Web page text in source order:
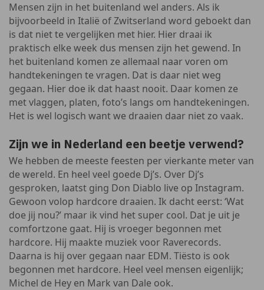
Mensen zijn in het buitenland wel anders. Als ik
bijvoorbeeld in Italië of Zwitserland word geboekt dan
is dat niet te vergelijken met hier. Hier draai ik
praktisch elke week dus mensen zijn het gewend. In
het buitenland komen ze allemaal naar voren om
handtekeningen te vragen. Dat is daar niet weg
gegaan. Hier doe ik dat haast nooit. Daar komen ze
met vlaggen, platen, foto’s langs om handtekeningen.
Het is wel logisch want we draaien daar niet zo vaak.
Zijn we in Nederland een beetje verwend?
We hebben de meeste feesten per vierkante meter van
de wereld. En heel veel goede Dj’s. Over Dj’s
gesproken, laatst ging Don Diablo live op Instagram.
Gewoon volop hardcore draaien. Ik dacht eerst: ‘Wat
doe jij nou?’ maar ik vind het super cool. Dat je uit je
comfortzone gaat. Hij is vroeger begonnen met
hardcore. Hij maakte muziek voor Raverecords.
Daarna is hij over gegaan naar EDM. Tiësto is ook
begonnen met hardcore. Heel veel mensen eigenlijk;
Michel de Hey en Mark van Dale ook.